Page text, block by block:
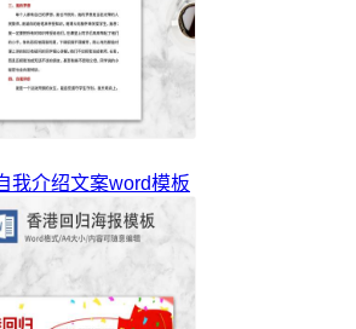
我介绍文案word模板